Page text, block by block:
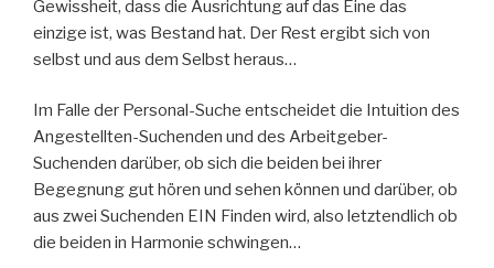
Gewissheit, dass die Ausrichtung auf das Eine das
einzige ist, was Bestand hat. Der Rest ergibt sich von
selbst und aus dem Selbst heraus…
Im Falle der Personal-Suche entscheidet die Intuition des
Angestellten-Suchenden und des Arbeitgeber-
Suchenden darüber, ob sich die beiden bei ihrer
Begegnung gut hören und sehen können und darüber, ob
aus zwei Suchenden EIN Finden wird, also letztendlich ob
die beiden in Harmonie schwingen…